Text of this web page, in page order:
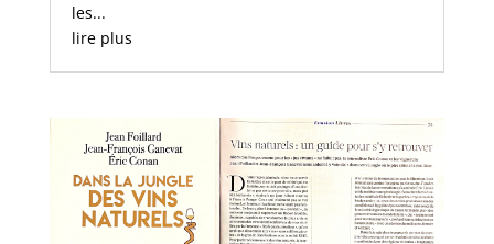
les...
lire plus